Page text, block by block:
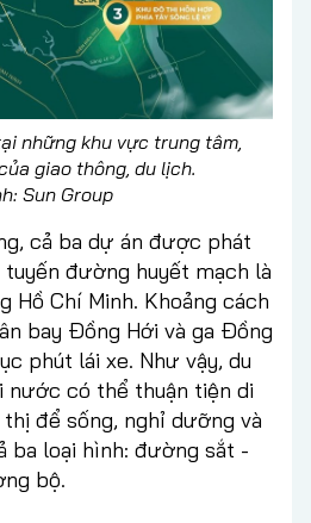
những khu vực trung tâm,
giao thông, du lịch.
Sun Group
cả ba dự án được phát
đường huyết mạch là
Hồ Chí Minh. Khoảng cách
bay Đồng Hới và ga Đồng
phút lái xe. Như vậy, du
nước có thể thuận tiện di
để sống, nghỉ dưỡng và
ba loại hình: đường sắt -
bộ.